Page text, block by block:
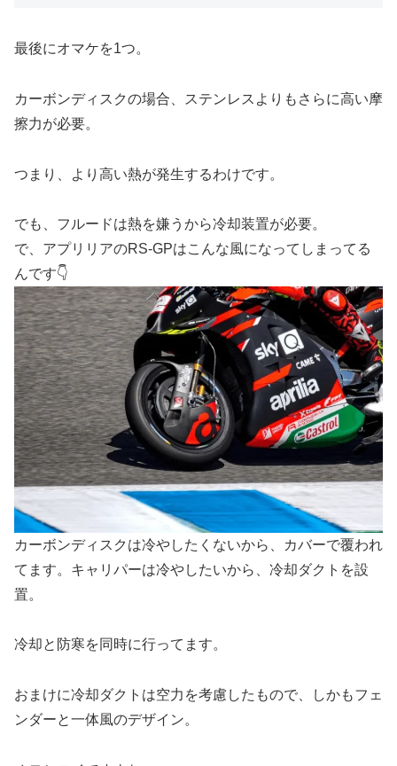
最後にオマケを1つ。
カーボンディスクの場合、ステンレスよりもさらに高い摩
擦力が必要。
つまり、より高い熱が発生するわけです。
でも、フルードは熱を嫌うから冷却装置が必要。
で、アプリリアのRS-GPはこんな風になってしまってる
んです👇
カーボンディスクは冷やしたくないから、カバーで覆われ
てます。キャリパーは冷やしたいから、冷却ダクトを設
置。
冷却と防寒を同時に行ってます。
おまけに冷却ダクトは空力を考慮したもので、しかもフェ
ンダーと一体風のデザイン。